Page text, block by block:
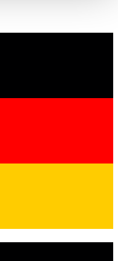
Nutzung der Dienste